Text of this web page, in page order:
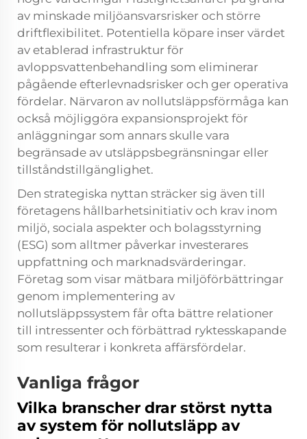
av minskade miljöansvarsrisker och större
driftflexibilitet. Potentiella köpare inser värdet
av etablerad infrastruktur för
avloppsvattenbehandling som eliminerar
pågående efterlevnadsrisker och ger operativa
fördelar. Närvaron av nollutsläppsförmåga kan
också möjliggöra expansionsprojekt för
anläggningar som annars skulle vara
begränsade av utsläppsbegränsningar eller
tillståndstillgänglighet.
Den strategiska nyttan sträcker sig även till
företagens hållbarhetsinitiativ och krav inom
miljö, sociala aspekter och bolagsstyrning
(ESG) som alltmer påverkar investerares
uppfattning och marknadsvärderingar.
Företag som visar mätbara miljöförbättringar
genom implementering av
nollutsläppssystem får ofta bättre relationer
till intressenter och förbättrad ryktesskapande
som resulterar i konkreta affärsfördelar.
Vanliga frågor
Vilka branscher drar störst nytta
av system för nollutsläpp av